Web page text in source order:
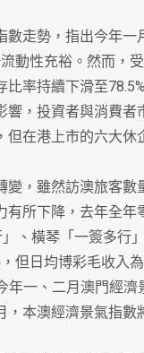
走勢，指出今年一
動性充裕。然而，
率持續下滑至
，投資者與消費
在港上市的六大休
，雖然訪澳旅客數
有所下降，去年全
、橫琴「一簽多行
但日均博彩毛收入
一、二月澳門經濟
本澳經濟景氣指數